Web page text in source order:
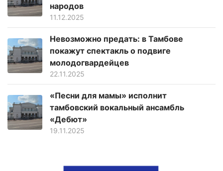
народов
11.12.2025
Невозможно предать: в Тамбове
покажут спектакль о подвиге
молодогвардейцев
22.11.2025
«Песни для мамы» исполнит
тамбовский вокальный ансамбль
«Дебют»
19.11.2025